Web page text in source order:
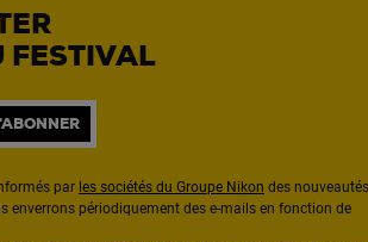
FESTIVAL
par les sociétés du Groupe Nikon des nouveautés
enverrons périodiquement des e-mails en fonction de